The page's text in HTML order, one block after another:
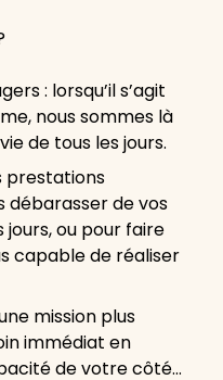
: lorsqu’il s’agit
nous sommes là
de tous les jours.
prestations
débarasser de vos
ou pour faire
capable de réaliser
mission plus
immédiat en
de votre côté…